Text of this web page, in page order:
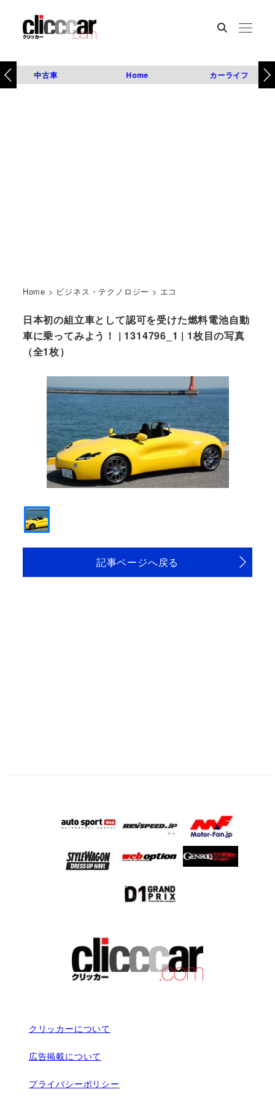
中古車 Home カーライフ
Home > ビジネス・テクノロジー > エコ
日本初の組立車として認可を受けた燃料電池自動
車に乗ってみよう！ | 1314796_1 | 1枚目の写真
（全1枚）
記事ページへ戻る
クリッカーについて
広告掲載について
プライバシーポリシー